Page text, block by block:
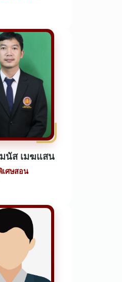
นัส เมฆแสน
เศษสอน